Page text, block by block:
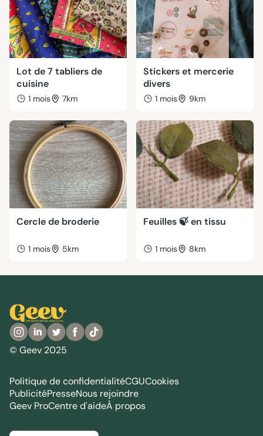
Lot de 7 tabliers de
cuisine
1 mois 7km
Stickers et mercerie
divers
1 mois 9km
Cercle de broderie
1 mois 5km
Feuilles 🍃 en tissu
1 mois 8km
© Geev 2025
Politique de confidentialitéCGUCookies
PublicitéPresseNous rejoindre
Geev ProCentre d'aideÀ propos